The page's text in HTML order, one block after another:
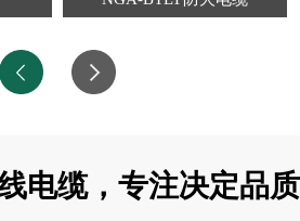
电缆，专注决定品质